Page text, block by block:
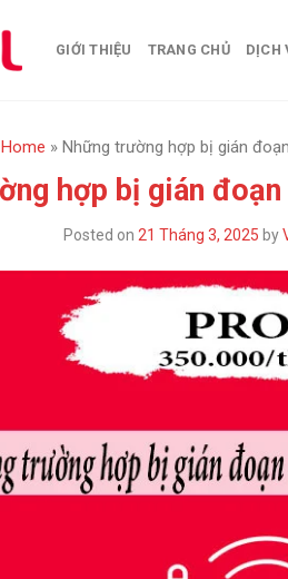
GIỚI THIỆU TRANG CHỦ DỊCH
Home »Những trường hợp bị gián
hợp bị gián
Posted on 21 Tháng 3, 2025 by